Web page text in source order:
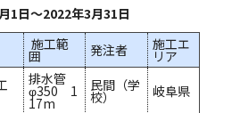
1日～2022年3月31日
施工範
囲 発注者 施工エ
リア
排水管
φ350 1
17m
民間（学
校） 岐阜県